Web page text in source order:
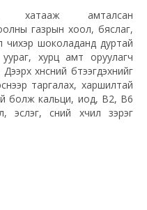
хатааж амталсан
газрын хоол, бяслаг,
чихэр шоколаданд дуртай
хурц амт оруулагч
хүнсний бүтээгдэхүүнийг
таргалах, харшилтай
болж кальци, иод, В2, В6
эслэг, сүүний хүчил зэрэг